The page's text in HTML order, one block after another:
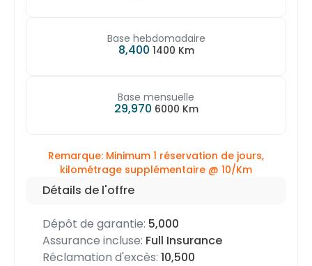
Base hebdomadaire
8,400 1400 Km
Base mensuelle
29,970 6000 Km
Remarque: Minimum 1 réservation de jours,
kilométrage supplémentaire @ 10/Km
Détails de l'offre
Dépôt de garantie: 5,000
Assurance incluse: Full Insurance
Réclamation d'excès: 10,500